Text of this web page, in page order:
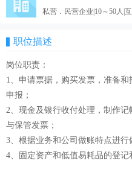
私营．民营企业|10～50人|
职位描述
岗位职责：
1、申请票据，购买发票，准备
申报；
2、现金及银行收付处理，制作
与保管发票；
3、根据业务和公司做账特点进行
4、固定资产和低值易耗品的登记